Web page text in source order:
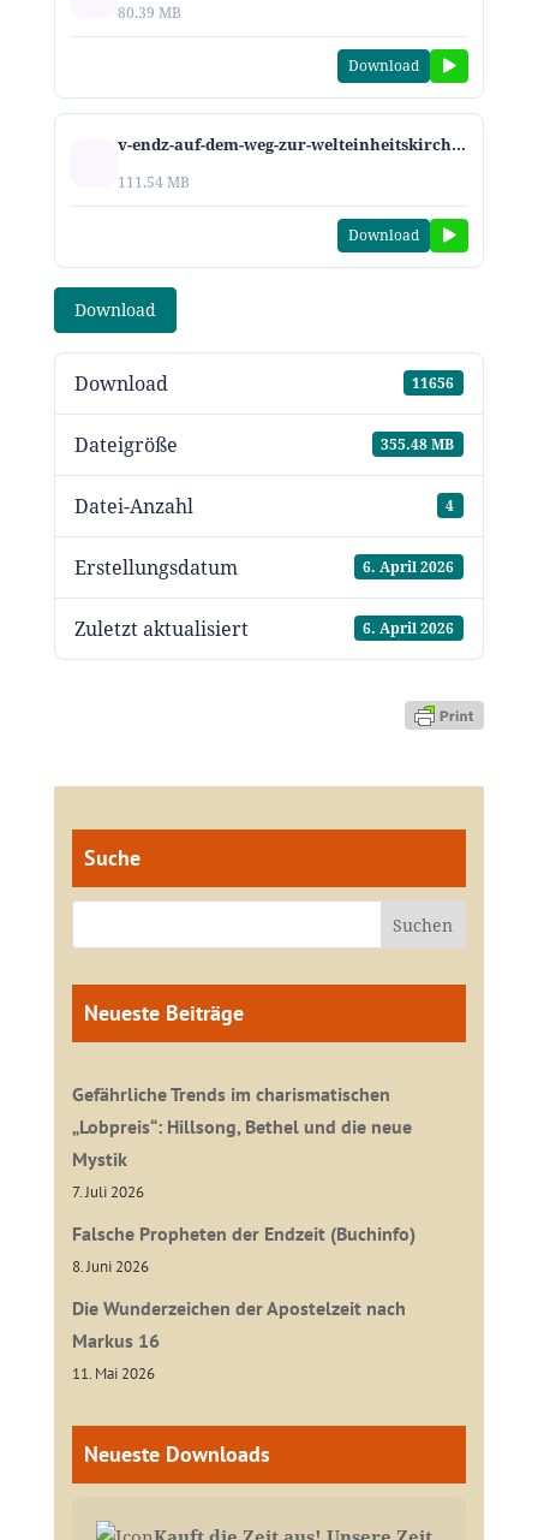
Download
Download 11656
Dateigröße 355.48 MB
Datei-Anzahl 4
Erstellungsdatum 6. April 2026
Zuletzt aktualisiert 6. April 2026
80.39 MB
Download
v-endz-auf-dem-weg-zur-welteinheitskirche-2026.mp3
111.54 MB
Download
Suche
Neueste Beiträge
Gefährliche Trends im charismatischen
„Lobpreis“: Hillsong, Bethel und die neue
Mystik
7. Juli 2026
Falsche Propheten der Endzeit (Buchinfo)
8. Juni 2026
Die Wunderzeichen der Apostelzeit nach
Markus 16
11. Mai 2026
Neueste Downloads